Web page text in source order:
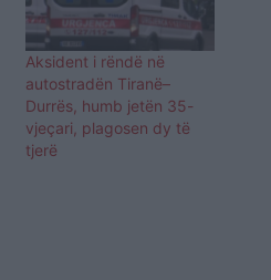
Aksident i rëndë në
autostradën Tiranë–
Durrës, humb jetën 35-
vjeçari, plagosen dy të
tjerë